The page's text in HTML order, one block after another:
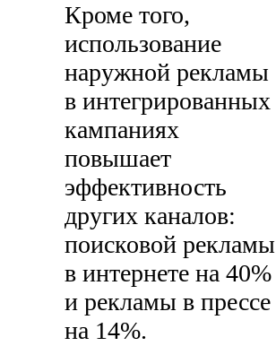
Кроме того,
использование
наружной рекламы
в интегрированных
кампаниях
повышает
эффективность
других каналов:
поисковой рекламы
в интернете на 40%
и рекламы в прессе
на 14%.